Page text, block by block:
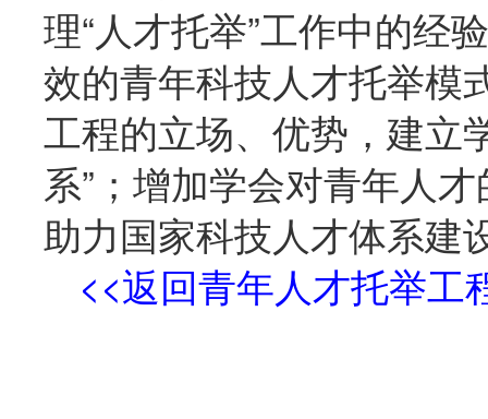
理“人才托举”工作中的经
效的青年科技人才托举模
工程的立场、优势，建立
系”；增加学会对青年人
助力国家科技人才体系建
<<返回青年人才托举工